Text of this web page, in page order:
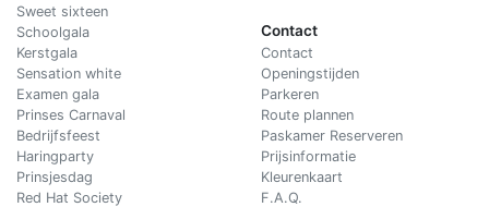
Sweet sixteen
Schoolgala
Kerstgala
Sensation white
Examen gala
Prinses Carnaval
Bedrijfsfeest
Haringparty
Prinsjesdag
Red Hat Society
Contact
Contact
Openingstijden
Parkeren
Route plannen
Paskamer Reserveren
Prijsinformatie
Kleurenkaart
F.A.Q.